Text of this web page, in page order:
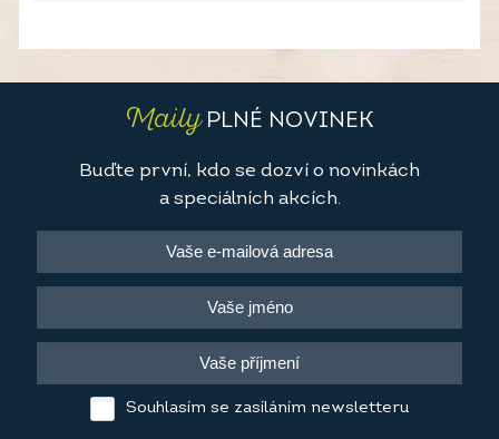
MailyPLNÉ NOVINEK
Buďte první, kdo se dozví o novinkách
a speciálních akcích.
Souhlasím se zasíláním newsletteru